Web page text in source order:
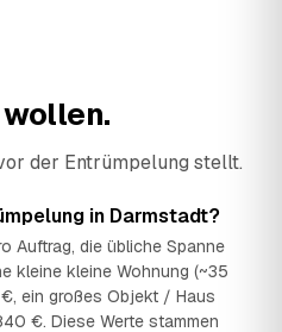
der Entrümpelung stellt.
in Darmstadt?
Auftrag, die übliche Spanne
kleine kleine Wohnung (~35
ein großes Objekt / Haus
€. Diese Werte stammen